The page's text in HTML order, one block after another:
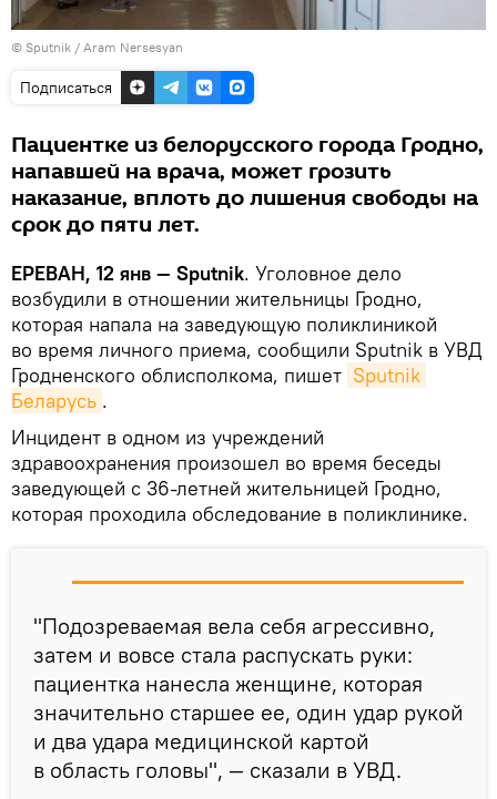
© Sputnik / Aram Nersesyan
Подписаться
Пациентке из белорусского города Гродно,
напавшей на врача, может грозить
наказание, вплоть до лишения свободы на
срок до пяти лет.
ЕРЕВАН, 12 янв — Sputnik. Уголовное дело
возбудили в отношении жительницы Гродно,
которая напала на заведующую поликлиникой
во время личного приема, сообщили Sputnik в УВД
Гродненского облисполкома, пишет Sputnik
Беларусь .
Инцидент в одном из учреждений
здравоохранения произошел во время беседы
заведующей с 36-летней жительницей Гродно,
которая проходила обследование в поликлинике.
"Подозреваемая вела себя агрессивно,
затем и вовсе стала распускать руки:
пациентка нанесла женщине, которая
значительно старшее ее, один удар рукой
и два удара медицинской картой
в область головы", — сказали в УВД.